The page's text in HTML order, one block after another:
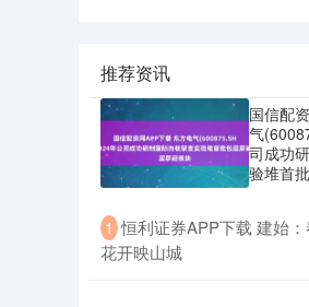
推荐资讯
国信配
气
司成功
验堆首
1 恒利证券APP下载 建始
花开映山城